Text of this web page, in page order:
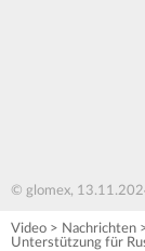
© glomex,
Video > Nachrichten
Unterstützung für